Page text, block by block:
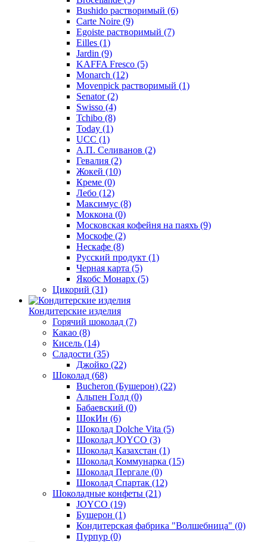
Bushido растворимый (6)
Carte Noire (9)
Egoiste растворимый (7)
Eilles (1)
Jardin (9)
KAFFA Fresco (5)
Monarch (12)
Movenpick растворимый (1)
Senator(2)
Swisso (4)
Tchibo (8)
Today (1)
UCC (1)
А.П. Селиванов (2)
Гевалия (2)
Жокей (10)
Креме (0)
Лебо (12)
Максимус (8)
Моккона (0)
Московская кофейня на паяхъ (9)
Москофе (2)
Нескафе (8)
Русский продукт (1)
Черная карта (5)
Якобс Монарх (5)
Цикорий (31)
Кондитерские изделия
Горячий шоколад (7)
Какао (8)
Кисель (14)
Сладости (35)
Джойко (22)
Шоколад (68)
Bucheron (Бушерон) (22)
Альпен Голд (0)
Бабаевский (0)
ШокИн (6)
Шоколад Dolche Vita (5)
Шоколад JOYCO (3)
Шоколад Казахстан (1)
Шоколад Коммунарка (15)
Шоколад Пергале (0)
Шоколад Спартак (12)
Шоколадные конфеты (21)
JOYCO (19)
Бушерон (1)
Кондитерская фабрика "Волшебница" (0)
Пурпур (0)